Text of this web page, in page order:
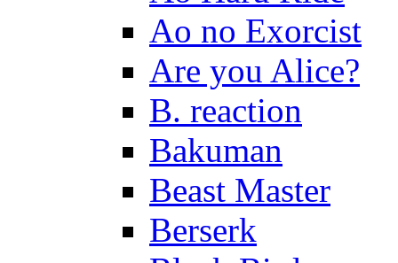
Ao no Exorcist
Are you Alice?
B. reaction
Bakuman
Beast Master
Berserk